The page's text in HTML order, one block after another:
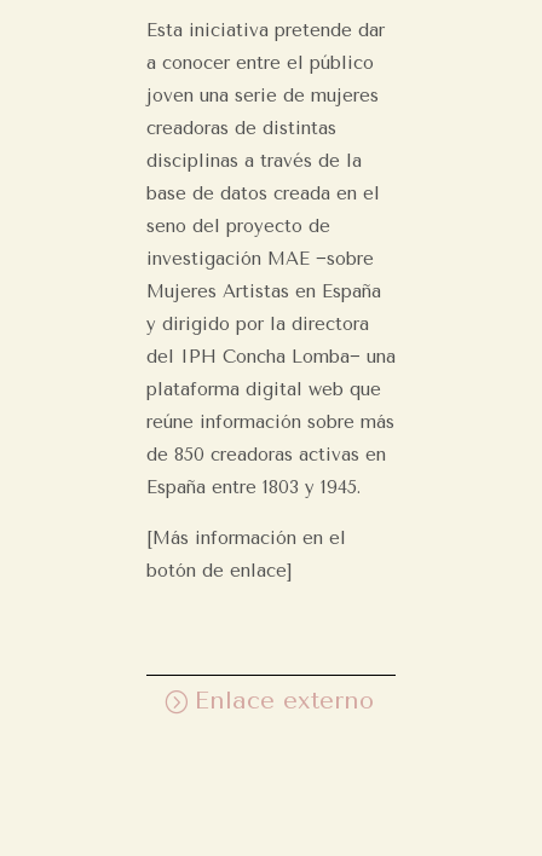
Esta iniciativa pretende dar
a conocer entre el público
joven una serie de mujeres
creadoras de distintas
disciplinas a través de la
base de datos creada en el
seno del proyecto de
investigación MAE −sobre
Mujeres Artistas en España
y dirigido por la directora
del IPH Concha Lomba− una
plataforma digital web que
reúne información sobre más
de 850 creadoras activas en
España entre 1803 y 1945.
[Más información en el
botón de enlace]
Enlace externo